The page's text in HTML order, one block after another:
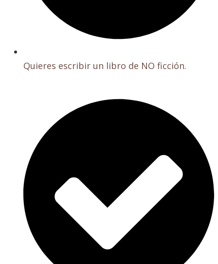
Quieres escribir un libro de NO ficción.